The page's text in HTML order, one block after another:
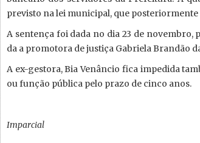
previsto na lei municipal, que
A sentença foi dada no dia 23 de novembro,
da a promotora de justiça Gabriela Brandão
A ex-gestora, Bia Venâncio fica impedida
ou função pública pelo prazo de cinco anos.
Imparcial